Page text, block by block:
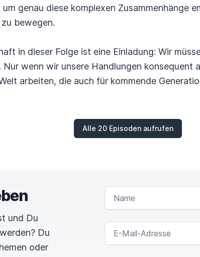
genau diese komplexen Zusammenhänge
bewegen.
in dieser Folge ist eine Einladung: Wir
wenn wir unsere Handlungen konsequent
arbeiten, die auch für kommende
Alle 20 Episoden aufrufen
und Du
Du
oder
NAME
E-MAIL-ADRESSE